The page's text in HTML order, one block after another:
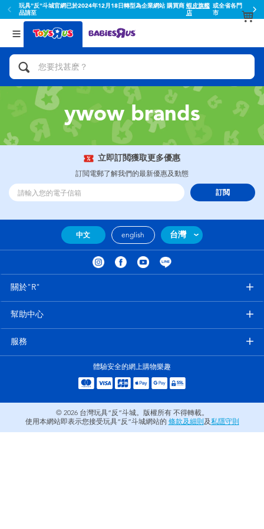
玩具"反"斗城官網已於2024年12月18日轉型為企業網站 購買商
品請至
蝦皮旗艦
店
或全省各門
市
返回
分類目錄
人氣英雄,角色扮演,射擊玩具
腳踏車,滑板車,騎乘車
拼砌組合及樂高LEGO
玩具車,貨車,火車及遙控系列
手工藝,文具,蠟筆,泥膠,畫板
娃娃, 芭比,收藏公仔
遊戲及拼圖系列
戶外及運動用品
派對用品
返回
品牌
Toy Story玩具總動員
Super Mario超級瑪利歐
52TOYS
Miniso名創優品
playpop
Barbie芭比
NERF熱火
ywow brands
立即訂閲獲取更多優惠
訂閲電郵了解我們的最新優惠及動態
訂閲
中文 english 台灣
關於"R"
幫助中心
服務
體驗安全的網上購物樂趣
© 2026 台灣玩具“反”斗城。版權所有 不得轉載。
使用本網站即表示您接受玩具“反”斗城網站的 條款及細則 及私隱守則